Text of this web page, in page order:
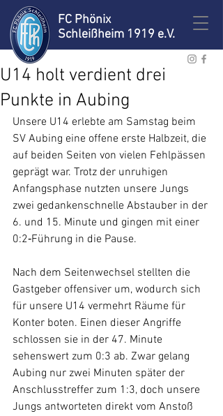
FC Phönix
Schleißheim 1919 e.V.
U14 holt verdient drei
Punkte in Aubing
Unsere U14 erlebte am Samstag beim
SV Aubing eine offene erste Halbzeit, die
auf beiden Seiten von vielen Fehlpässen
geprägt war. Trotz der unruhigen
Anfangsphase nutzten unsere Jungs
zwei gedankenschnelle Abstauber in der
6. und 15. Minute und gingen mit einer
0:2‑Führung in die Pause.
Nach dem Seitenwechsel stellten die
Gastgeber offensiver um, wodurch sich
für unsere U14 vermehrt Räume für
Konter boten. Einen dieser Angriffe
schlossen sie in der 47. Minute
sehenswert zum 0:3 ab. Zwar gelang
Aubing nur zwei Minuten später der
Anschlusstreffer zum 1:3, doch unsere
Jungs antworteten direkt vom Anstoß